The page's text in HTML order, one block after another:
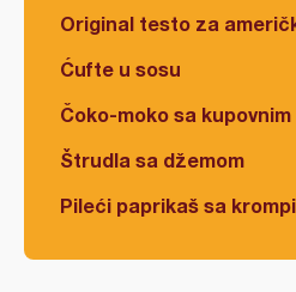
Original testo za
Ćufte u sosu
Čoko-moko sa
Štrudla sa džemom
Pileći paprikaš sa